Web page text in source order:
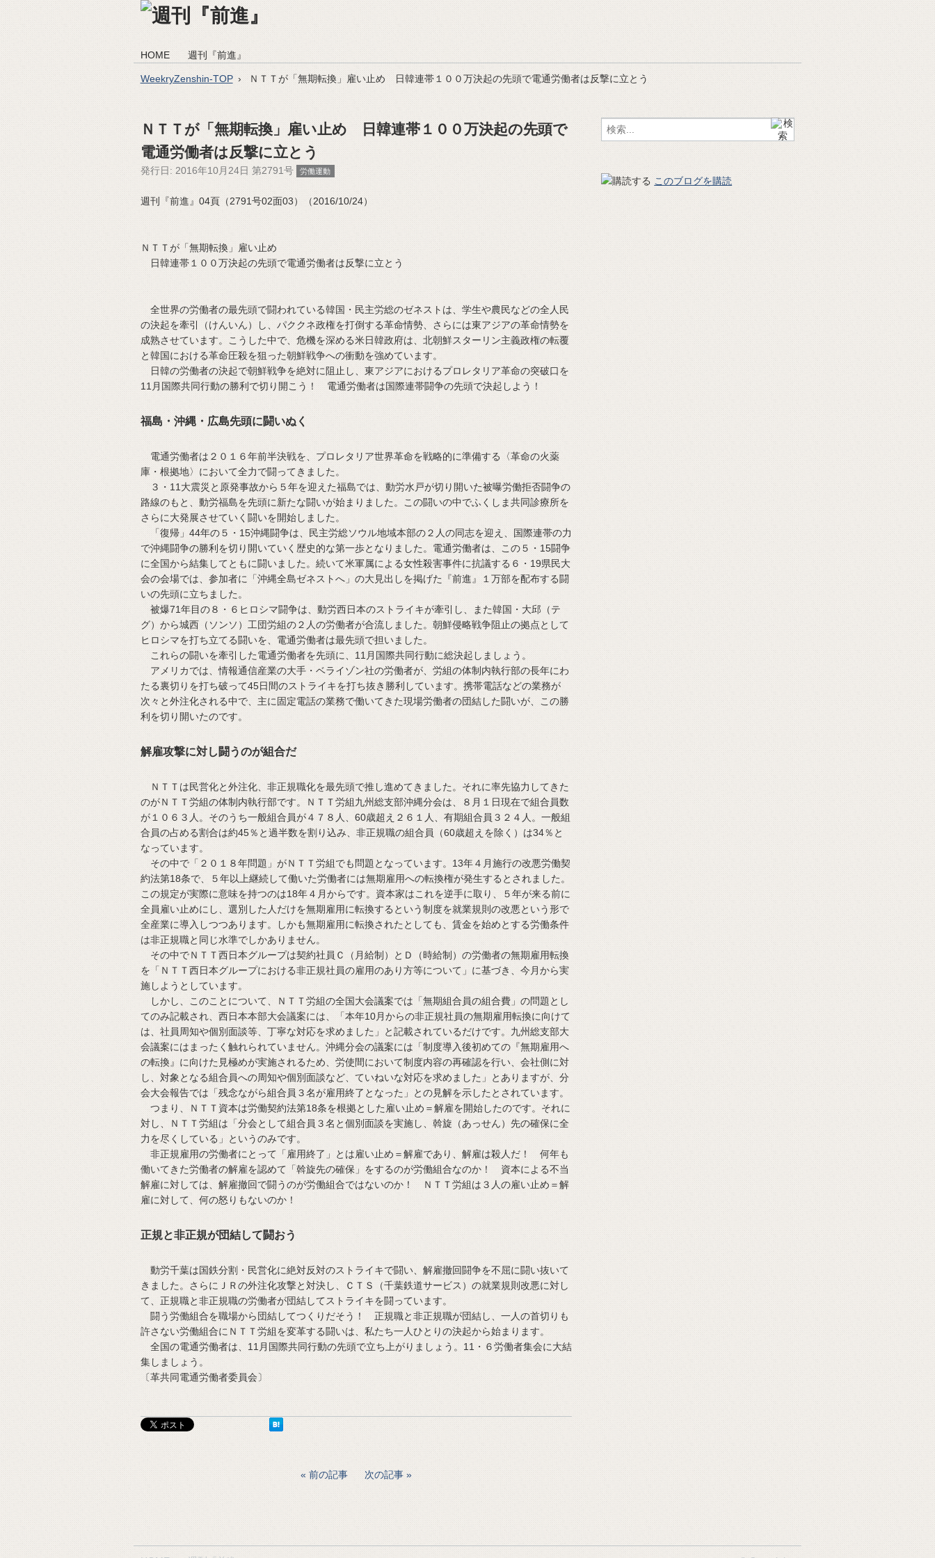
HOME 週刊『前進』
WeekryZenshin-TOP ＮＴＴが「無期転換」雇い止め 日韓連帯１００万決起の先頭で電通労働者は反撃に立とう
ＮＴＴが「無期転換」雇い止め 日韓連帯１００万決起の先頭で
電通労働者は反撃に立とう
発行日: 2016年10月24日 第2791号 労働運動
週刊『前進』04頁（2791号02面03）（2016/10/24）
ＮＴＴが「無期転換」雇い止め
日韓連帯１００万決起の先頭で電通労働者は反撃に立とう
全世界の労働者の最先頭で闘われている韓国・民主労総のゼネストは、学生や農民などの全人民
の決起を牽引（けんいん）し、パククネ政権を打倒する革命情勢、さらには東アジアの革命情勢を
成熟させています。こうした中で、危機を深める米日韓政府は、北朝鮮スターリン主義政権の転覆
と韓国における革命圧殺を狙った朝鮮戦争への衝動を強めています。
日韓の労働者の決起で朝鮮戦争を絶対に阻止し、東アジアにおけるプロレタリア革命の突破口を
11月国際共同行動の勝利で切り開こう！ 電通労働者は国際連帯闘争の先頭で決起しよう！
福島・沖縄・広島先頭に闘いぬく
電通労働者は２０１６年前半決戦を、プロレタリア世界革命を戦略的に準備する〈革命の火薬
庫・根拠地〉において全力で闘ってきました。
３・11大震災と原発事故から５年を迎えた福島では、動労水戸が切り開いた被曝労働拒否闘争の
路線のもと、動労福島を先頭に新たな闘いが始まりました。この闘いの中でふくしま共同診療所を
さらに大発展させていく闘いを開始しました。
「復帰」44年の５・15沖縄闘争は、民主労総ソウル地域本部の２人の同志を迎え、国際連帯の力
で沖縄闘争の勝利を切り開いていく歴史的な第一歩となりました。電通労働者は、この５・15闘争
に全国から結集してともに闘いました。続いて米軍属による女性殺害事件に抗議する６・19県民大
会の会場では、参加者に「沖縄全島ゼネストへ」の大見出しを掲げた『前進』１万部を配布する闘
いの先頭に立ちました。
被爆71年目の８・６ヒロシマ闘争は、動労西日本のストライキが牽引し、また韓国・大邱（テ
グ）から城西（ソンソ）工団労組の２人の労働者が合流しました。朝鮮侵略戦争阻止の拠点として
ヒロシマを打ち立てる闘いを、電通労働者は最先頭で担いました。
これらの闘いを牽引した電通労働者を先頭に、11月国際共同行動に総決起しましょう。
アメリカでは、情報通信産業の大手・ベライゾン社の労働者が、労組の体制内執行部の長年にわ
たる裏切りを打ち破って45日間のストライキを打ち抜き勝利しています。携帯電話などの業務が
次々と外注化される中で、主に固定電話の業務で働いてきた現場労働者の団結した闘いが、この勝
利を切り開いたのです。
解雇攻撃に対し闘うのが組合だ
ＮＴＴは民営化と外注化、非正規職化を最先頭で推し進めてきました。それに率先協力してきた
のがＮＴＴ労組の体制内執行部です。ＮＴＴ労組九州総支部沖縄分会は、８月１日現在で組合員数
が１０６３人。そのうち一般組合員が４７８人、60歳超え２６１人、有期組合員３２４人。一般組
合員の占める割合は約45％と過半数を割り込み、非正規職の組合員（60歳超えを除く）は34％と
なっています。
その中で「２０１８年問題」がＮＴＴ労組でも問題となっています。13年４月施行の改悪労働契
約法第18条で、５年以上継続して働いた労働者には無期雇用への転換権が発生するとされました。
この規定が実際に意味を持つのは18年４月からです。資本家はこれを逆手に取り、５年が来る前に
全員雇い止めにし、選別した人だけを無期雇用に転換するという制度を就業規則の改悪という形で
全産業に導入しつつあります。しかも無期雇用に転換されたとしても、賃金を始めとする労働条件
は非正規職と同じ水準でしかありません。
その中でＮＴＴ西日本グループは契約社員Ｃ（月給制）とＤ（時給制）の労働者の無期雇用転換
を「ＮＴＴ西日本グループにおける非正規社員の雇用のあり方等について」に基づき、今月から実
施しようとしています。
しかし、このことについて、ＮＴＴ労組の全国大会議案では「無期組合員の組合費」の問題とし
てのみ記載され、西日本本部大会議案には、「本年10月からの非正規社員の無期雇用転換に向けて
は、社員周知や個別面談等、丁寧な対応を求めました」と記載されているだけです。九州総支部大
会議案にはまったく触れられていません。沖縄分会の議案には「制度導入後初めての『無期雇用へ
の転換』に向けた見極めが実施されるため、労使間において制度内容の再確認を行い、会社側に対
し、対象となる組合員への周知や個別面談など、ていねいな対応を求めました」とありますが、分
会大会報告では「残念ながら組合員３名が雇用終了となった」との見解を示したとされています。
つまり、ＮＴＴ資本は労働契約法第18条を根拠とした雇い止め＝解雇を開始したのです。それに
対し、ＮＴＴ労組は「分会として組合員３名と個別面談を実施し、斡旋（あっせん）先の確保に全
力を尽くしている」というのみです。
非正規雇用の労働者にとって「雇用終了」とは雇い止め＝解雇であり、解雇は殺人だ！ 何年も
働いてきた労働者の解雇を認めて「斡旋先の確保」をするのが労働組合なのか！ 資本による不当
解雇に対しては、解雇撤回で闘うのが労働組合ではないのか！ ＮＴＴ労組は３人の雇い止め＝解
雇に対して、何の怒りもないのか！
正規と非正規が団結して闘おう
動労千葉は国鉄分割・民営化に絶対反対のストライキで闘い、解雇撤回闘争を不屈に闘い抜いて
きました。さらにＪＲの外注化攻撃と対決し、ＣＴＳ（千葉鉄道サービス）の就業規則改悪に対し
て、正規職と非正規職の労働者が団結してストライキを闘っています。
闘う労働組合を職場から団結してつくりだそう！ 正規職と非正規職が団結し、一人の首切りも
許さない労働組合にＮＴＴ労組を変革する闘いは、私たち一人ひとりの決起から始まります。
全国の電通労働者は、11月国際共同行動の先頭で立ち上がりましょう。11・６労働者集会に大結
集しましょう。
〔革共同電通労働者委員会〕
前の記事 次の記事
このブログを購読